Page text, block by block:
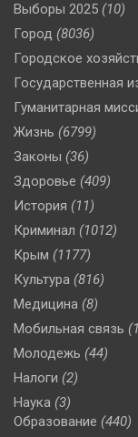
Выборы 2025 (10)
Город (8036)
Городское
Государственная
Гуманитарная
Жизнь (6799)
Законы (36)
Здоровье (409)
История (11)
Криминал (1012)
Крым (1177)
Культура (816)
Медицина (8)
Мобильная связь
Молодежь (44)
Налоги (2)
Наука (3)
Образование (440)